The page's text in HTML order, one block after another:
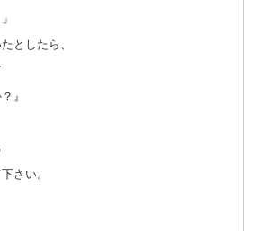
としたら、
』
さい。